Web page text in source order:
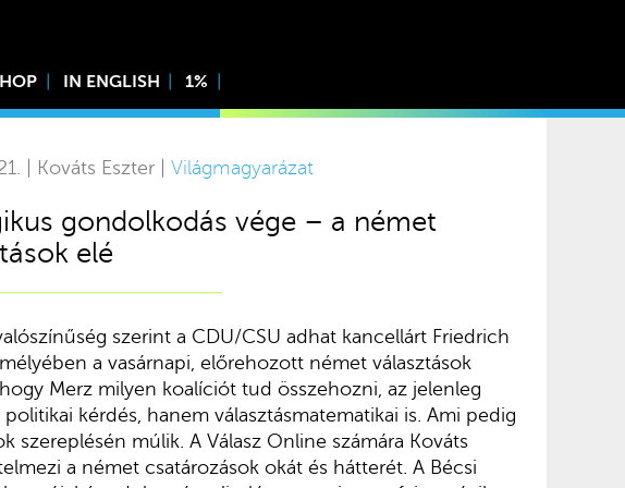
IN ENGLISH 1%
| Kováts Eszter | Világmagyarázat
gondolkodás vége – a német
elé
szerint a CDU/CSU adhat kancellárt Friedrich
a vasárnapi, előrehozott német választások
Merz milyen koalíciót tud összehozni, az jelenleg
kérdés, hanem választásmatematikai is. Ami pedig
szereplésén múlik. A Válasz Online számára Kováts
a német csatározások okát és hátterét. A Bécsi